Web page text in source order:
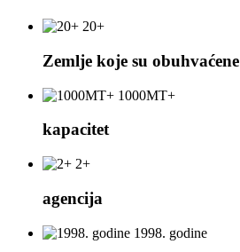
20+
Zemlje koje su obuhvaćene
1000MT+
kapacitet
2+
agencija
1998. godine